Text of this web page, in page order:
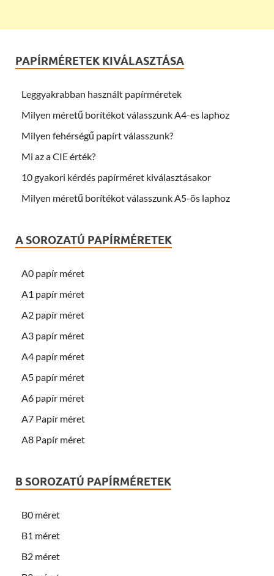
PAPÍRMÉRETEK KIVÁLASZTÁSA
Leggyakrabban használt papírméretek
Milyen méretű borítékot válasszunk A4-es laphoz
Milyen fehérségű papírt válasszunk?
Mi az a CIE érték?
10 gyakori kérdés papírméret kiválasztásakor
Milyen méretű borítékot válasszunk A5-ös laphoz
A SOROZATÚ PAPÍRMÉRETEK
A0 papír méret
A1 papír méret
A2 papír méret
A3 papír méret
A4 papír méret
A5 papír méret
A6 papír méret
A7 Papír méret
A8 Papír méret
B SOROZATÚ PAPÍRMÉRETEK
B0 méret
B1 méret
B2 méret